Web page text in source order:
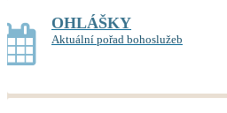
OHLÁŠKY
Aktuální pořad bohoslužeb